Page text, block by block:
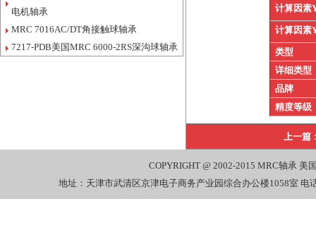
电机轴承
MRC 7016AC/DT角接触球轴承
7217-PDB美国MRC 6000-2RS深沟球轴承
计算因素
计算因素
类型
详细类型
品牌
精度等级
上一篇
COPYRIGHT @ 2002-2015 MRC轴承 美
地址：天津市武清区京津电子商务产业园综合办公楼1058室 电